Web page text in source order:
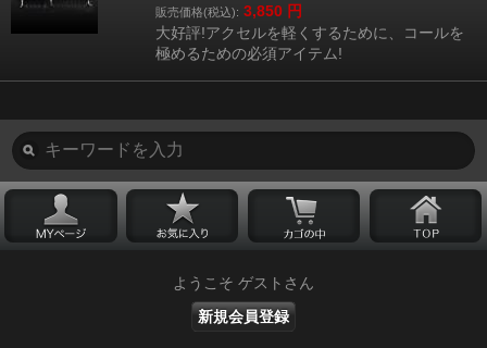
販売価格(税込): 3,850 円
大好評!アクセルを軽くするために、コールを
極めるための必須アイテム!
ようこそ ゲストさん
新規会員登録